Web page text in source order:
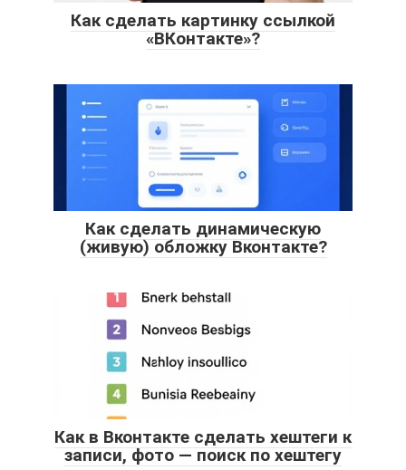
Как сделать картинку ссылкой
«ВКонтакте»?
Как сделать динамическую
(живую) обложку Вконтакте?
Как в Вконтакте сделать хештеги к
записи, фото — поиск по хештегу